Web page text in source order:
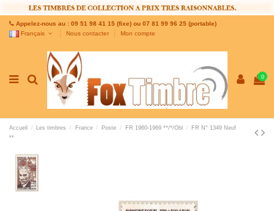
Appelez-nous au : 09 51 98 41 15 (fixe) ou 07 81 99 96 25 (portable)
Français
Nous contacter Mon compte
0
Accueil Les timbres France Poste FR 1960-1969 **/*/Obl
FR N° 1349 Neuf
**